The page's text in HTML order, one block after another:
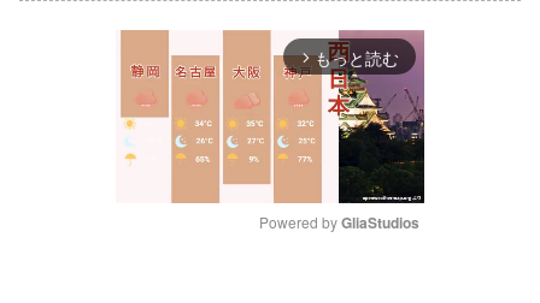
arrow_forward_ios もっと読む
Powered by GliaStudios